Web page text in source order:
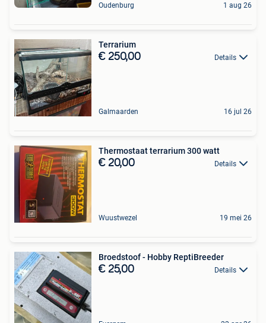
Oudenburg 1 aug 26
Terrarium
€ 250,00 Details
Galmaarden 16 jul 26
Thermostaat terrarium 300 watt
€ 20,00 Details
Wuustwezel 19 mei 26
Broedstoof - Hobby ReptiBreeder
€ 25,00 Details